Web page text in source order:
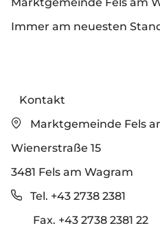
Immer am neuesten
Kontakt
Marktgemeinde Fels
Wienerstraße 15
3481 Fels am Wagram
Tel. +43 2738 2381
Fax. +43 2738 2381 22